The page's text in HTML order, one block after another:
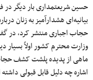
حسین شریعتمداری بار دیگر در
بیانیه‌ای هشدارآمیز به زنان
حجاب اجباری منتشر کرد، در
وزارت محترم کشور اولاً
ماهی از پدیده پلشت کشف
اشاره چه دلیل قابل قبولی